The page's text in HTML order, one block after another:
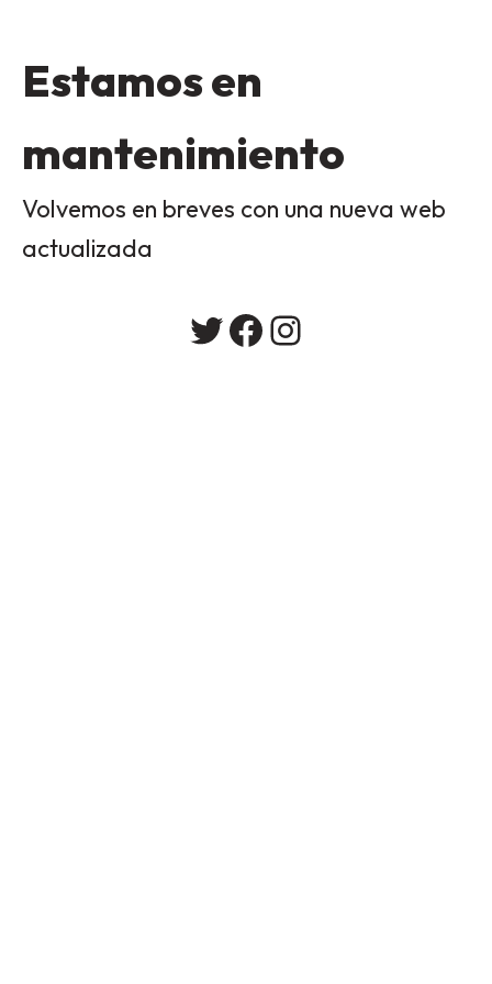
Estamos en
mantenimiento
Volvemos en breves con una nueva web
actualizada
Twitter
Facebook
Instagram